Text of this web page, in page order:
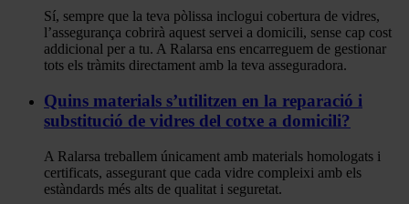
Sí, sempre que la teva pòlissa inclogui cobertura de vidres,
l’assegurança cobrirà aquest servei a domicili, sense cap cost
addicional per a tu. A Ralarsa ens encarreguem de gestionar
tots els tràmits directament amb la teva asseguradora.
Quins materials s’utilitzen en la reparació i
substitució de vidres del cotxe a domicili?
A Ralarsa treballem únicament amb materials homologats i
certificats, assegurant que cada vidre compleixi amb els
estàndards més alts de qualitat i seguretat.